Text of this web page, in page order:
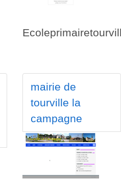
mairie de
tourville la
campagne